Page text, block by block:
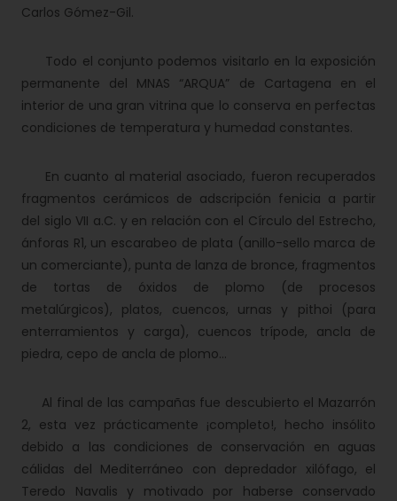
Carlos Gómez-Gil.
Todo el conjunto podemos visitarlo en la exposición
permanente del MNAS “ARQUA” de Cartagena en el
interior de una gran vitrina que lo conserva en perfectas
condiciones de temperatura y humedad constantes.
En cuanto al material asociado, fueron recuperados
fragmentos cerámicos de adscripción fenicia a partir
del siglo VII a.C. y en relación con el Círculo del Estrecho,
ánforas R1, un escarabeo de plata (anillo-sello marca de
un comerciante), punta de lanza de bronce, fragmentos
de tortas de óxidos de plomo (de procesos
metalúrgicos), platos, cuencos, urnas y pithoi (para
enterramientos y carga), cuencos trípode, ancla de
piedra, cepo de ancla de plomo…
Al final de las campañas fue descubierto el Mazarrón
2, esta vez prácticamente ¡completo!, hecho insólito
debido a las condiciones de conservación en aguas
cálidas del Mediterráneo con depredador xilófago, el
Teredo Navalis y motivado por haberse conservado